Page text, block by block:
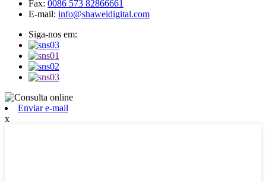
Fax: 0086 573 82866661
E-mail: info@shaweidigital.com
Siga-nos em:
Enviar e-mail
x